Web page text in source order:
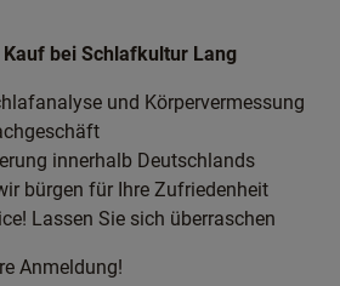
bei Schlafkultur Lang
und Körpervermessung
innerhalb Deutschlands
bürgen für Ihre Zufriedenheit
Lassen Sie sich überraschen
Anmeldung!